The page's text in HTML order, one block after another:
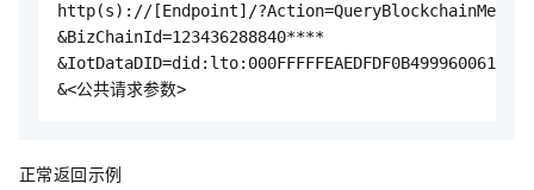
http(s)://[Endpoint]/
&BizChainId=123436288840****
&<公共请求参数>
正常返回示例